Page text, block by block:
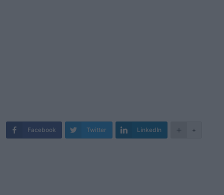
Facebook Twitter LinkedIn +